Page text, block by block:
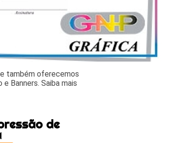
também oferecemos
Banners. Saiba mais
de